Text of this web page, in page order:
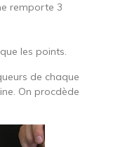
remporte 3
les points.
de chaque
On procdède